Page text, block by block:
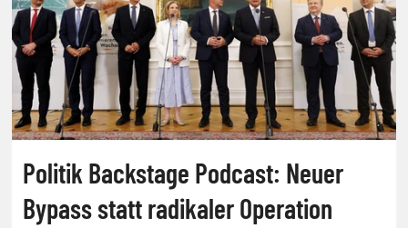
Politik Backstage Podcast: Neuer
Bypass statt radikaler Operation